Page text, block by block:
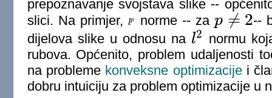
prepoznavanje svojstava slike --
slici. Na primjer,
lp
lp norme -- zap ≠ 2
p≠
--
dijelova slike u odnosu na l2
l2
normu
rubova. Općenito, problem udaljenosti
na probleme konveksne optimizacijei
dobru intuiciju za problem optimizacije u